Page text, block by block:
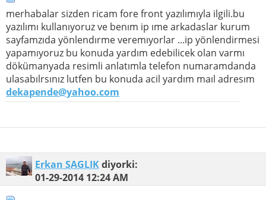
merhabalar sizden ricam fore front yazılımıyla ilgili.bu
yazılımı kullanıyoruz ve benım ip ıme arkadaslar kurum
sayfamzıda yönlendırme veremıyorlar ...ip yönlendirmesi
yapamıyoruz bu konuda yardım edebilicek olan varmı
dökümanyada resimli anlatımla telefon numaramdanda
ulasabılrsınız lutfen bu konuda acil yardım maıl adresım
dekapende@yahoo.com
Erkan SAGLIKdiyorki:
01-29-2014 12:24 AM